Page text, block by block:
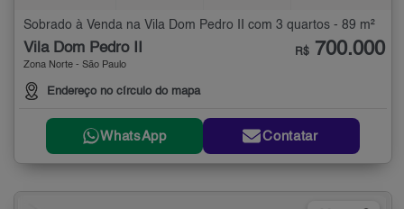
Sobrado à Venda na Vila Dom Pedro II com 3 quartos - 89 m²
Vila Dom Pedro II
Zona Norte - São Paulo
Endereço no círculo do mapa
R$ 700.000
WhatsApp Contatar